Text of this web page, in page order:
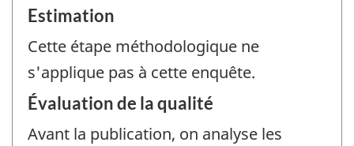
Estimation
Cette étape méthodologique ne
s'applique pas à cette enquête.
Évaluation de la qualité
Avant la publication, on analyse les